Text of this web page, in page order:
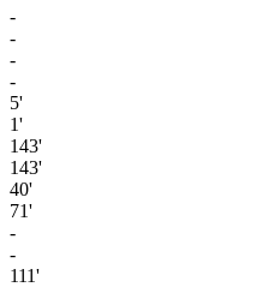
-
-
-
-
5'
1'
143'
143'
40'
71'
-
-
111'